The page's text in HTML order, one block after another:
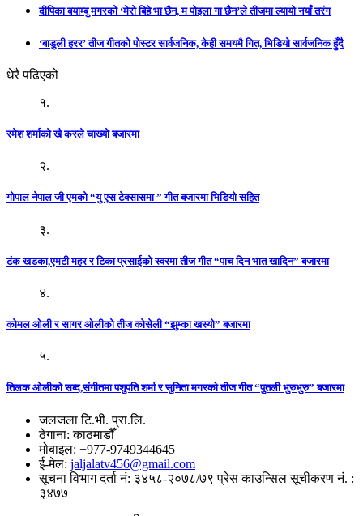
दीपिका बयाम्बु मगरको ‘मेरो बिहे भा छैन, म पोइला गा छैन’ले तीजमा ल्यायो नयाँ तरंग
‘बाडुली हरर’ तीज गीतको पोस्टर सार्वजनिक, केही समयमै गित, भिडियो सार्वजनिक हुँदै
धेरै पढिएको
१.
रमेश शर्माको खै कस्ले चाख्यो बजारमा
२.
गोपाल नेपाल जी एमको “यु एस टेक्सासमा ” गीत बजारमा भिडियो सहित
३.
टंक खडका,एमटी महर र टिका प्रसाईको स्वरमा तीज गीत “पाच दिन भात खादिन” बजारमा
४.
कोमल ओली र सागर ओलीको तीज कोसेली “झुम्का खस्यो” बजारमा
५.
तिलक ओलीको सब्द,संगीतमा पशुपति शर्मा र सुनिता मगरको तीज गीत “पुतली भुरुभुरु” बजारमा
जलजला टि.भी. प्रा.लि.
ठेगाना: काठमाडौँ
मोबाइल: +977-9749344645
ई-मेल: jaljalatv456@gmail.com
सूचना विभाग दर्ता नं: ३४५८-२०७८/७९ प्रेस काउन्सिल सूचीकरण नं. :
३४७७